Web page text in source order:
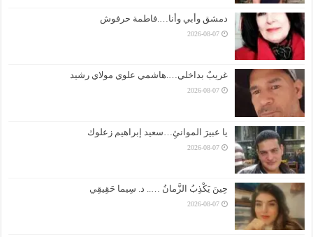
دمشق وأبي وأنا….فاطمة حرفوش
2026-08-07
غريبٌ بداخلي….هاشمي علوي مولاي رشيد
2026-08-07
يا عبيرَ الموانئِ…سعيد إبراهيم زعلوك
2026-08-07
حِينَ يَكْذِبُ الزَّمانُ ….. د. سِيما حَقِيقِي
2026-08-07